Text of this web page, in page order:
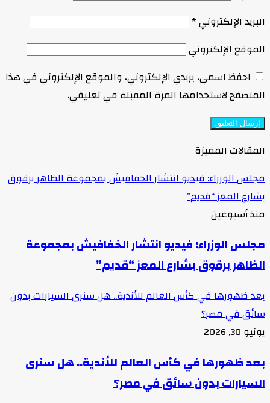
البريد الإلكتروني*
الموقع الإلكتروني
احفظ اسمي، بريدي الإلكتروني، والموقع الإلكتروني في هذا
المتصفح لاستخدامها المرة المقبلة في تعليقي.
المقالات المميزة
مجلس الوزراء: فيديو انتشار الخفافيش بمجموعة الظاهر برقوق
بشارع المعز “قديم”
منذ أسبوعين
مجلس الوزراء: فيديو انتشار الخفافيش بمجموعة
الظاهر برقوق بشارع المعز “قديم”
بعد ظهورها في كأس العالم للأندية.. هل سنرى السيارات بدون
سائق في مصر؟
يونيو 30, 2026
بعد ظهورها في كأس العالم للأندية.. هل سنرى
السيارات بدون سائق في مصر؟